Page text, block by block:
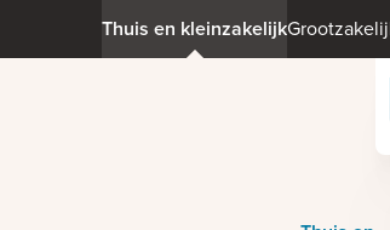
Thuis en kleinzakelijk